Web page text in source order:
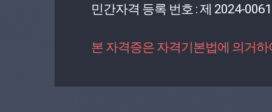
민간자격 등록 번호 : 제 2024-
본 자격증은 자격기본법에 의거